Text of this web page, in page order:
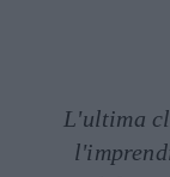
L'ultima